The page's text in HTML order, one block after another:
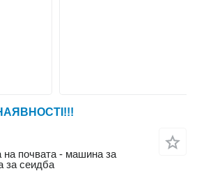
почвата - машина за
за сеидба